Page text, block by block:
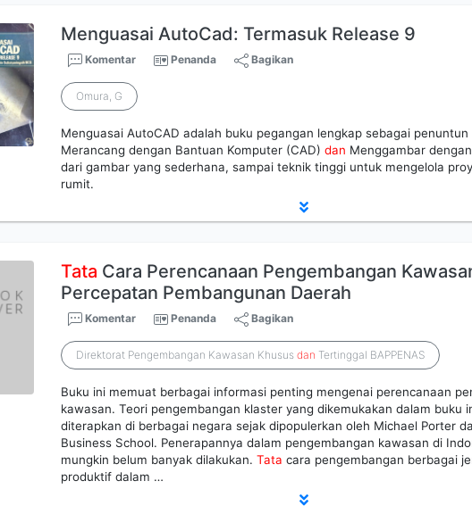
Menguasai AutoCad: Termasuk Release 9
Komentar Penanda Bagikan
Omura, G
Menguasai AutoCAD adalah buku pegangan lengkap sebagai
Merancang dengan Bantuan Komputer (CAD)dan Menggambar
dari gambar yang sederhana, sampai teknik tinggi untuk mengelola
rumit.
Tata Cara Perencanaan Pengembangan
Percepatan Pembangunan Daerah
Komentar Penanda Bagikan
Direktorat Pengembangan Kawasan Khususdan Tertinggal BAPPENAS
Buku ini memuat berbagai informasi penting mengenai perencanaan
kawasan. Teori pengembangan klaster yang dikemukakan dalam buku
diterapkan di berbagai negara sejak dipopulerkan oleh Michael Porter
Business School. Penerapannya dalam pengembangan kawasan di
mungkin belum banyak dilakukan.Tata cara pengembangan berbagai
produktif dalam …